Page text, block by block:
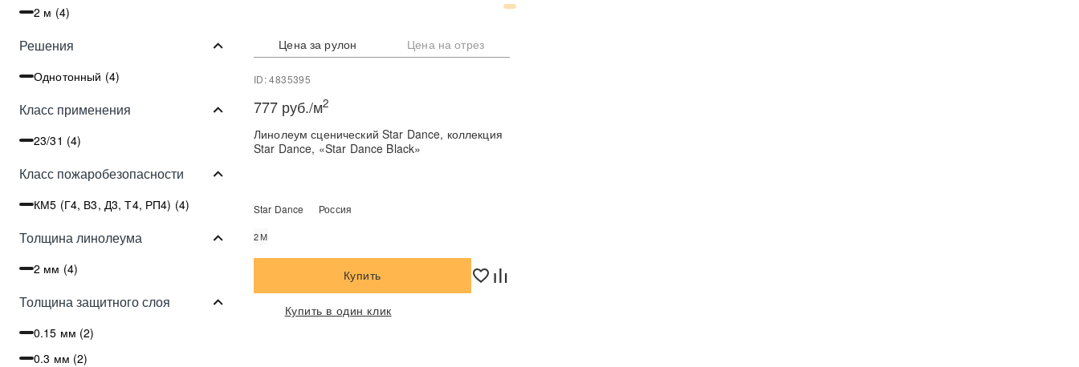
2 м (4)
Решения
Однотонный (4)
Класс применения
23/31 (4)
Класс пожаробезопасности
КМ5 (Г4, В3, Д3, Т4, РП4) (4)
Толщина линолеума
2 мм (4)
Толщина защитного слоя
0.15 мм (2)
0.3 мм (2)
Цена за рулон Цена на отрез
ID: 4835395
777 руб./м2
Линолеум сценический Star Dance, коллекция
Star Dance, «Star Dance Black»
Star Dance Россия
2М
Купить
Купить в один клик